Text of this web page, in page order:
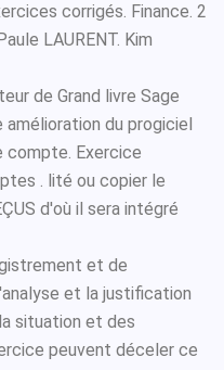
corrigés. Finance. 2
LAURENT. Kim
de Grand livre Sage
du progiciel
compte. Exercice
. lité ou copier le
d'où il sera intégré
et de
et la justification
situation et des
peuvent déceler ce